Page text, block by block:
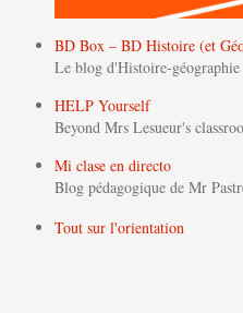
BD Box – BD Histoire (et
Le blog d'Histoire-
HELP Yourself
Beyond Mrs Lesueur's
Mi clase en directo
Blog pédagogique de Mr
Tout sur l'orientation